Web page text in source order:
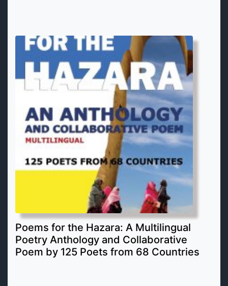
Poems for the Hazara: A Multilingual
Poetry Anthology and Collaborative
Poem by 125 Poets from 68 Countries